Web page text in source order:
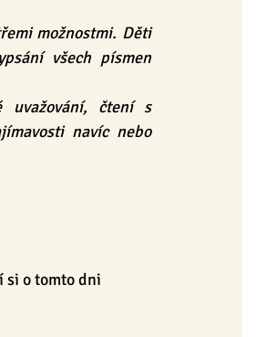
možnostmi. Děti
všech písmen
uvažování, čtení s
navíc nebo
si o tomto dni